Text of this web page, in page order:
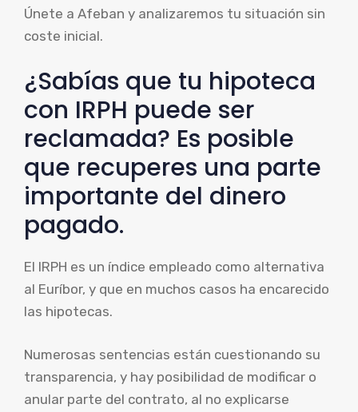
Únete a Afeban y analizaremos tu situación sin
coste inicial.
¿Sabías que tu hipoteca
con IRPH puede ser
reclamada? Es posible
que recuperes una parte
importante del dinero
pagado.
El IRPH es un índice empleado como alternativa
al Euríbor, y que en muchos casos ha encarecido
las hipotecas.
Numerosas sentencias están cuestionando su
transparencia, y hay posibilidad de modificar o
anular parte del contrato, al no explicarse